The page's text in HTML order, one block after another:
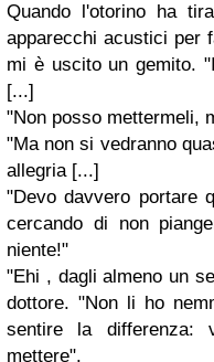
Quando l'otorino ha
apparecchi acustici per
mi è uscito un gemito.
[...]
"Non posso mettermeli,
"Ma non si vedranno
allegria [...]
"Devo davvero portare
cercando di non
niente!"
"Ehi , dagli almeno un
dottore. "Non li ho
sentire la
mettere".